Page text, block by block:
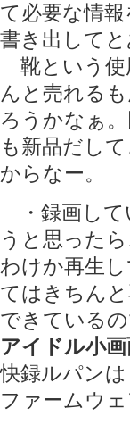
て必要な情報
書き出して
靴という使
んと売れる
ろうかなぁ
も新品だし
からなー。
・録画して
うと思った
わけか再生
てはきちん
できている
アイドル小
快録ルパンは
ファームウ